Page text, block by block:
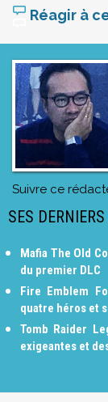
Réagir à
Suivre ce
SES
Mafia The Old
du premier DLC
Fire Emblem
quatre héros et
Tomb Raider
exigeantes et